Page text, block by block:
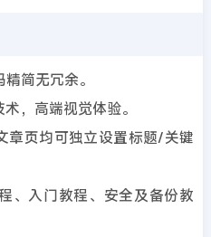
简无冗余。
，高端视觉体验。
章页均可独立设置标题/关键
、入门教程、安全及备份教